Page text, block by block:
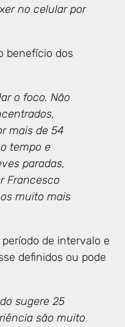
no celular por
benefício dos
o foco. Não
mais de 54
tempo e
paradas,
Francesco
muito mais
período de intervalo e
definidos ou pode
sugere 25
são muito